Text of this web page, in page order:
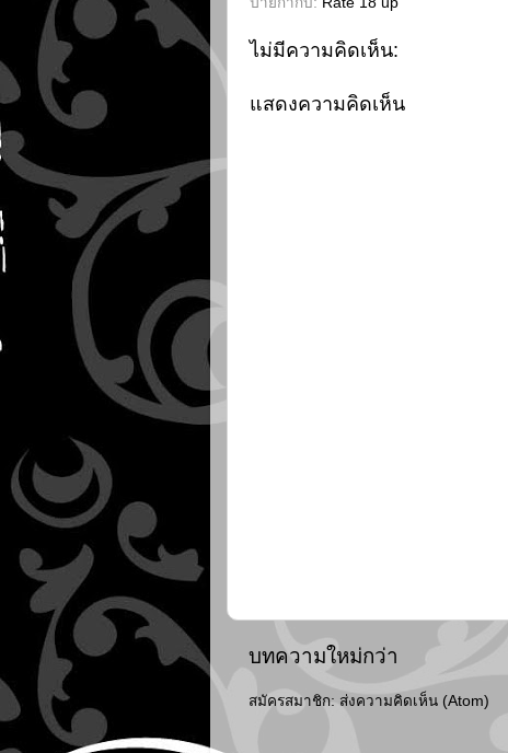
ไม่มีความคิดเห็น:
แสดงความคิดเห็น
บทความใหม่กว่า
สมัครสมาชิก: ส่งความคิดเห็น (Atom)